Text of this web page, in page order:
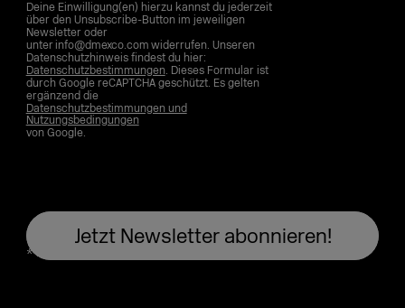
Deine Einwilligung(en) hierzu kannst du jederzeit
über den Unsubscribe-Button im jeweiligen
Newsletter oder
unter info@dmexco.com widerrufen. Unseren
Datenschutzhinweis findest du hier:
Datenschutzbestimmungen. Dieses Formular ist
durch Google reCAPTCHA geschützt. Es gelten
ergänzend die
Datenschutzbestimmungen und
Nutzungsbedingungen
von Google.